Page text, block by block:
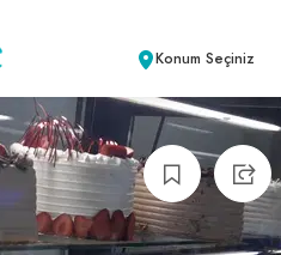
Konum Seçiniz